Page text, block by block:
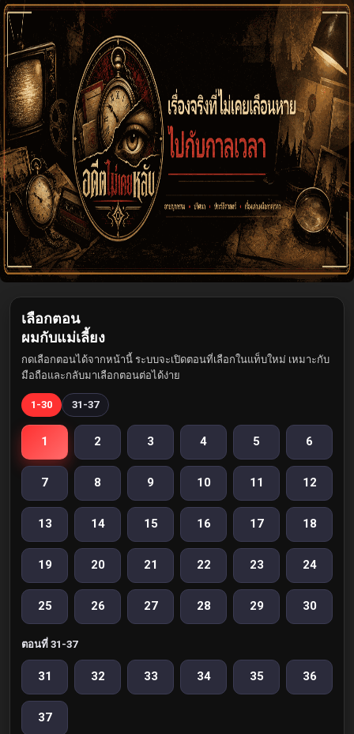
เลือกตอน
ผมกับแม่เลี้ยง
กดเลือกตอนได้จากหน้านี้ ระบบจะเปิดตอนที่เลือกในแท็บใหม่ เหมาะกับ
มือถือและกลับมาเลือกตอนต่อได้ง่าย
1-30 31-37
1 2 3 4 5 6
7 8 9 10 11 12
13 14 15 16 17 18
19 20 21 22 23 24
25 26 27 28 29 30
ตอนที่ 31-37
31 32 33 34 35 36
37